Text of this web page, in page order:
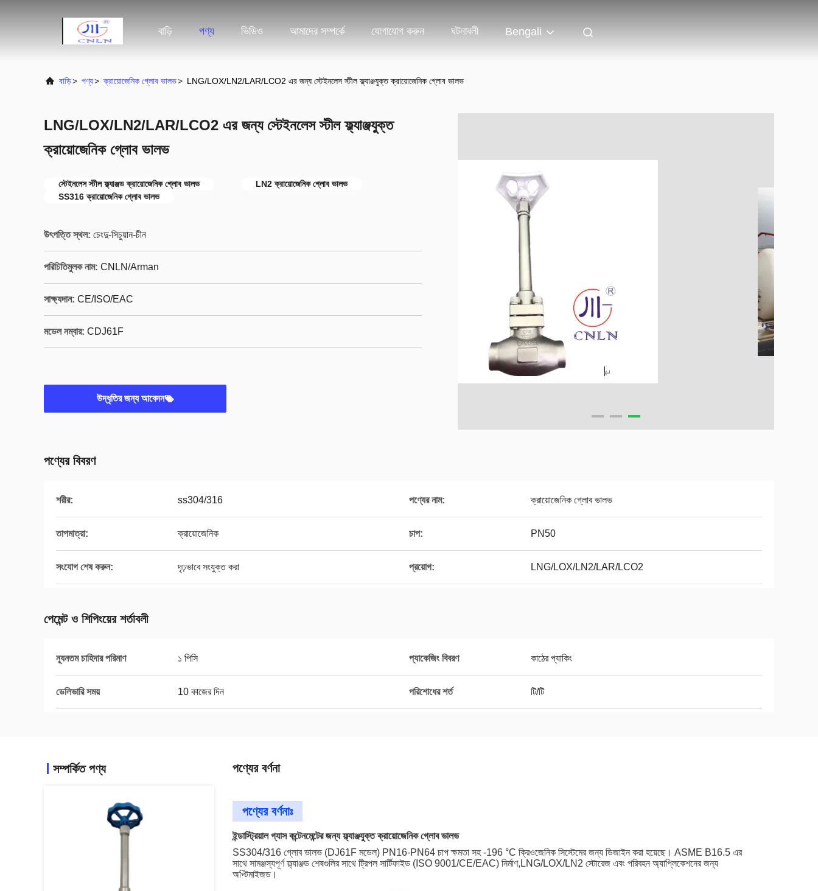
বাড়ি পণ্য ভিডিও আমাদের সম্পর্কে যোগাযোগ করুন ঘটনাবলী Bengali
বাড়ি> পণ্য> ক্রায়োজেনিক গ্লোব ভালভ> LNG/LOX/LN2/LAR/LCO2 এর জন্য স্টেইনলেস স্টীল ফ্ল্যাঞ্জযুক্ত ক্রায়োজেনিক গ্লোব ভালভ
LNG/LOX/LN2/LAR/LCO2 এর জন্য স্টেইনলেস স্টীল ফ্ল্যাঞ্জযুক্ত
ক্রায়োজেনিক গ্লোব ভালভ
স্টেইনলেস স্টীল ফ্ল্যাঞ্জড ক্রায়োজেনিক গ্লোব ভালভ
LN2 ক্রায়োজেনিক গ্লোব ভালভ
SS316 ক্রায়োজেনিক গ্লোব ভালভ
উৎপত্তি স্থল: চেংদু-সিচুয়ান-চীন
পরিচিতিমুলক নাম: CNLN/Arman
সাক্ষ্যদান: CE/ISO/EAC
মডেল নম্বার: CDJ61F
উদ্ধৃতির জন্য আবেদন
পণ্যের বিবরণ
শরীর: ss304/316 পণ্যের নাম: ক্রায়োজেনিক গ্লোব ভালভ
তাপমাত্রা: ক্রায়োজেনিক চাপ: PN50
সংযোগ শেষ করুন: দৃঢ়ভাবে সংযুক্ত করা প্রয়োগ: LNG/LOX/LN2/LAR/LCO2
পেমেন্ট ও শিপিংয়ের শর্তাবলী
ন্যূনতম চাহিদার পরিমাণ ১ পিসি প্যাকেজিং বিবরণ কাঠের প্যাকিং
ডেলিভারি সময় 10 কাজের দিন পরিশোধের শর্ত টি/টি
সম্পর্কিত পণ্য পণ্যের বর্ণনা
পণ্যের বর্ণনাঃ
ইন্ডাস্ট্রিয়াল গ্যাস কন্টেনমেন্টের জন্য ফ্ল্যাঞ্জযুক্ত ক্রায়োজেনিক গ্লোব ভালভ
SS304/316 গ্লোব ভালভ (DJ61F মডেল) PN16-PN64 চাপ ক্ষমতা সহ -196 °C ক্রিওজেনিক সিস্টেমের জন্য ডিজাইন করা হয়েছে। ASME B16.5 এর
সাথে সামঞ্জস্যপূর্ণ ফ্ল্যাঞ্জড শেষগুলির সাথে ট্রিপল সার্টিফাইড (ISO 9001/CE/EAC) নির্মাণ,LNG/LOX/LN2 স্টোরেজ এবং পরিবহন অ্যাপ্লিকেশনের জন্য
অপ্টিমাইজড।